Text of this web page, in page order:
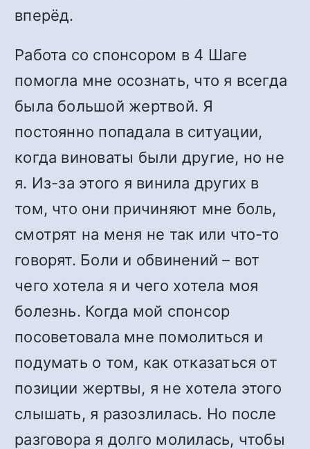
вперёд.
Работа со спонсором в 4 Шаге
помогла мне осознать, что я всегда
была большой жертвой. Я
постоянно попадала в ситуации,
когда виноваты были другие, но не
я. Из-за этого я винила других в
том, что они причиняют мне боль,
смотрят на меня не так или что-то
говорят. Боли и обвинений – вот
чего хотела я и чего хотела моя
болезнь. Когда мой спонсор
посоветовала мне помолиться и
подумать о том, как отказаться от
позиции жертвы, я не хотела этого
слышать, я разозлилась. Но после
разговора я долго молилась, чтобы